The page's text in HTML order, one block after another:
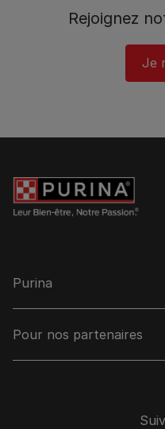
Rejoignez
Je
Purina
Pour nos partenaires